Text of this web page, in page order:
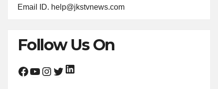
Email ID. help@jkstvnews.com
Follow Us On
Facebook YouTube Instagram Twitter LinkedIn